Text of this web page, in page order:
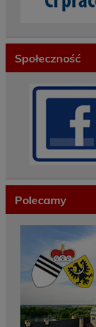
Społeczność
Polecamy